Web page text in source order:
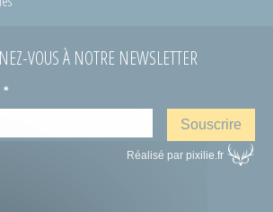
VOUS À NOTRE NEWSLETTER
*
Réalisé par pixilie.fr